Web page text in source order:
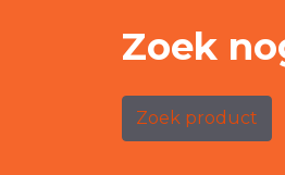
Zoek
Zoek product